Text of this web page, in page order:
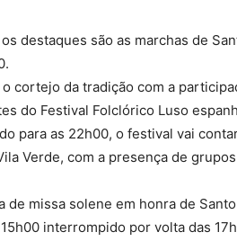
destaques são as marchas de
o cortejo da tradição com a
do Festival Folclórico Luso
para as 22h00, o festival vai
Verde, com a presença de
de missa solene em honra de
interrompido por volta das